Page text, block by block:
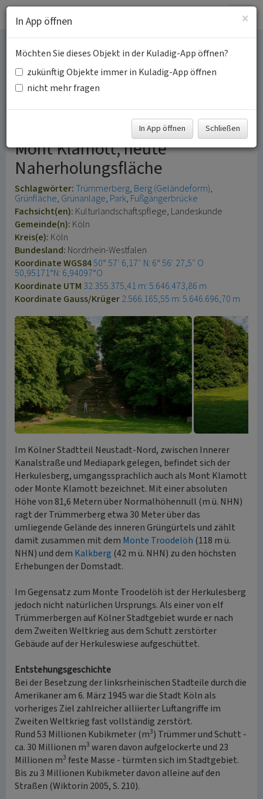
Trümmerberg
Herkulesberg in Neustadt-
Nord
Mont Klamott, heute
Naherholungsfläche
Schlagwörter: Trümmerberg Berg (Geländeform)
Grünfläche Grünanlage Park Fußgängerbrücke
Fachsicht(en): Kulturlandschaftspflege, Landeskunde
Gemeinde(n): Köln
Kreis(e): Köln
Bundesland: Nordrhein-Westfalen
Koordinate WGS8450° 57′ 6,17″ N: 6° 56′ 27,5″ O
50,95171°N: 6,94097°O
Koordinate UTM 32.355.375,41 m: 5.646.473,86 m
Koordinate Gauss/Krüger2.566.165,55 m: 5.646.696,70 m
Im Kölner Stadtteil Neustadt-Nord, zwischen Innerer
Kanalstraße und Mediapark gelegen, befindet sich der
Herkulesberg, umgangssprachlich auch als Mont Klamott
oder Monte Klamott bezeichnet. Mit einer absoluten
Höhe von 81,6 Metern über Normalhöhennull (m ü. NHN)
ragt der Trümmerberg etwa 30 Meter über das
umliegende Gelände des inneren Grüngürtels und zählt
damit zusammen mit dem Monte Troodelöh (118 m ü.
NHN) und dem Kalkberg (42 m ü. NHN) zu den höchsten
Erhebungen der Domstadt.
Im Gegensatz zum Monte Troodelöh ist der Herkulesberg
jedoch nicht natürlichen Ursprungs. Als einer von elf
Trümmerbergen auf Kölner Stadtgebiet wurde er nach
dem Zweiten Weltkrieg aus dem Schutt zerstörter
Gebäude auf der Herkuleswiese aufgeschüttet.
Entstehungsgeschichte
Bei der Besetzung der linksrheinischen Stadteile durch die
Amerikaner am 6. März 1945 war die Stadt Köln als
vorheriges Ziel zahlreicher alliierter Luftangriffe im
Zweiten Weltkrieg fast vollständig zerstört.
Rund 53 Millionen Kubikmeter (m3) Trümmer und Schutt -
ca. 30 Millionen m3 waren davon aufgelockerte und 23
Millionen m3 feste Masse - türmten sich im Stadtgebiet.
Bis zu 3 Millionen Kubikmeter davon alleine auf den
Straßen (Wiktorin 2005, S. 210).
×
In App öffnen
Möchten Sie dieses Objekt in der Kuladig-App öffnen?
zukünftig Objekte immer in Kuladig-App öffnen
nicht mehr fragen
In App öffnen Schließen